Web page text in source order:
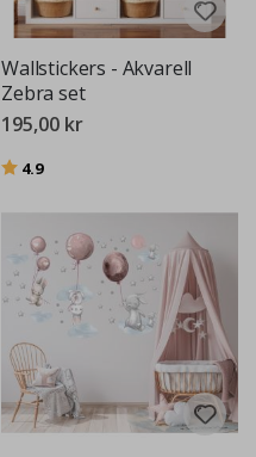
Wallstickers - Akvarell
Zebra set
195,00 kr
Betyg:
4.9utav 5 stjärnor